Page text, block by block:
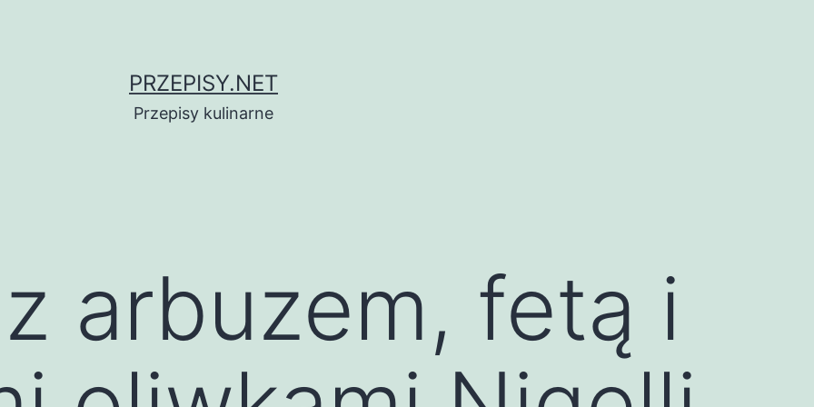
PRZEPISY.NET
Przepisy kulinarne
z arbuzem, fetą i